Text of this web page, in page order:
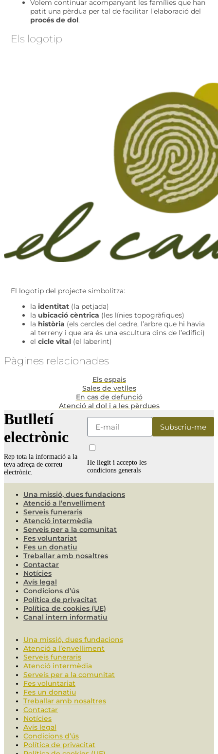
Volem continuar acompanyant les famílies que han
patit una pèrdua per tal de facilitar l’elaboració del
procés de dol.
Els logotip
El logotip del projecte simbolitza:
la identitat (la petjada)
la ubicació cèntrica (les línies topogràfiques)
la història (els cercles del cedre, l’arbre que hi havia
al terreny i que ara és una escultura dins de l’edifici)
el cicle vital (el laberint)
Pàgines relacionades
Els espais
Sales de vetlles
En cas de defunció
Atenció al dol i a les pèrdues
Butlletí
electrònic
Rep tota la informació a la
teva adreça de correu
electrònic.
He llegit i accepto les
condicions generals
Una missió, dues fundacions
Atenció a l’envelliment
Serveis funeraris
Atenció intermèdia
Serveis per a la comunitat
Fes voluntariat
Fes un donatiu
Treballar amb nosaltres
Contactar
Notícies
Avís legal
Condicions d’ús
Política de privacitat
Política de cookies (UE)
Canal intern informatiu
Una missió, dues fundacions
Atenció a l’envelliment
Serveis funeraris
Atenció intermèdia
Serveis per a la comunitat
Fes voluntariat
Fes un donatiu
Treballar amb nosaltres
Contactar
Notícies
Avís legal
Condicions d’ús
Política de privacitat